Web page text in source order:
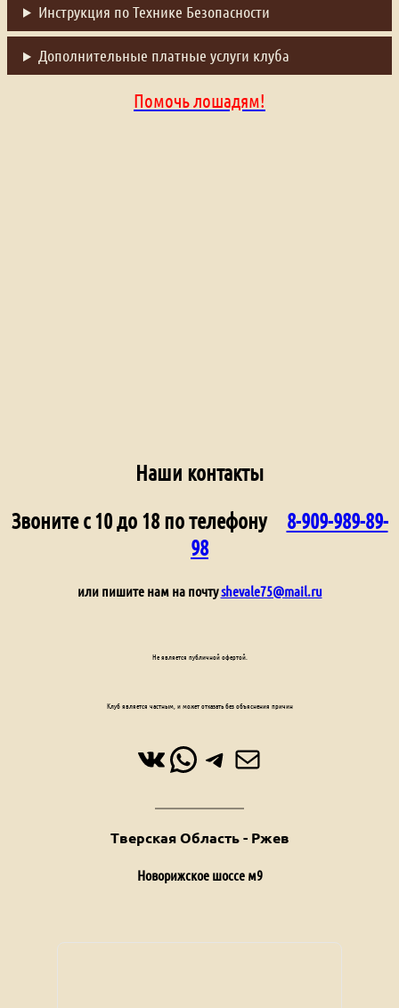
Инструкция по Технике Безопасности
Дополнительные платные услуги клуба
Помочь лошадям!
Наши контакты
Звоните с 10 до 18 по телефону
8-909-989-89-
98
или пишите нам на почтуshevale75@mail.ru
ВКонтакте
WhatsApp
Telegram
Почта
Тверская Область - Ржев
Новорижское шоссе м9